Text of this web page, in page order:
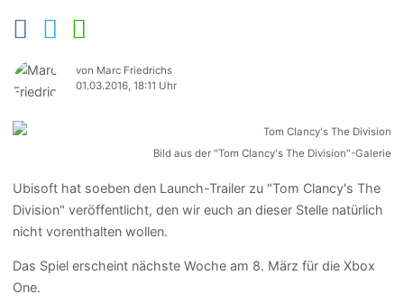
von Marc Friedrichs
01.03.2016, 18:11 Uhr
Bild aus der "Tom Clancy's The Division"-Galerie
Ubisoft hat soeben den Launch-Trailer zu "Tom Clancy's The
Division" veröffentlicht, den wir euch an dieser Stelle natürlich
nicht vorenthalten wollen.
Das Spiel erscheint nächste Woche am 8. März für die Xbox
One.